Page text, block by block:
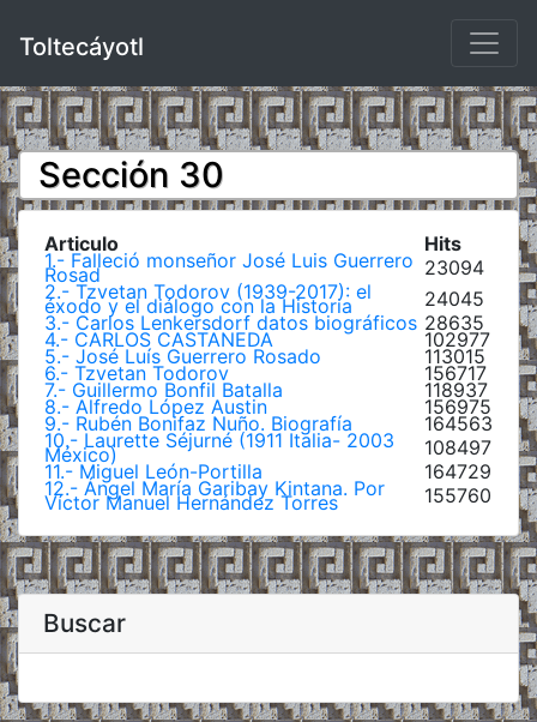
Toltecáyotl
Sección 30
Articulo Hits
1.- Falleció monseñor José Luis Guerrero
Rosad
23094
2.- Tzvetan Todorov (1939-2017): el
éxodo y el diálogo con la Historia
24045
3.- Carlos Lenkersdorf datos biográficos 28635
4.- CARLOS CASTANEDA 102977
5.- José Luís Guerrero Rosado 113015
6.- Tzvetan Todorov 156717
7.- Guillermo Bonfil Batalla 118937
8.- Alfredo López Austin 156975
9.- Rubén Bonifaz Nuño. Biografía 164563
10.- Laurette Séjurné (1911 Italia- 2003
México)
108497
11.- Miguel León-Portilla
164729
12.- Ángel María Garibay Kintana. Por
Víctor Manuel Hernández Torres 155760
Buscar